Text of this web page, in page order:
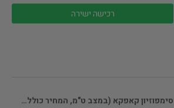
רכישה ישירה
סימפוזיון קאפקא (במצב ט"מ, המחיר כולל…